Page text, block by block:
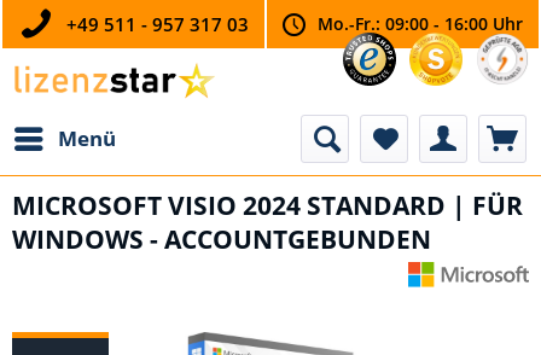
+49 511 - 957 317 03 Mo.-Fr.: 09:00 - 16:00 Uhr
Menü
MICROSOFT VISIO 2024 STANDARD | FÜR
WINDOWS - ACCOUNTGEBUNDEN